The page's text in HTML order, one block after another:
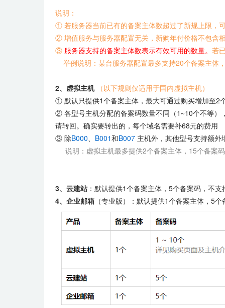
说明：
① 若服务器当前已有的备案主体数超过了新规上限，
② 增值服务与服务器配置无关，新购年付价格不包含
③ 服务器支持的备案主体数表示有效可用的数量。 若
举例说明：某台服务器配置最多支持20个备案主体
2、虚拟主机 （以下规则仅适用于国内虚拟主机）
① 默认只提供1个备案主体，最大可通过购买增加至2
② 各型号主机分配的备案码数量不同（1~10个不等）
请转回。确实要转出的，每个域名需要补68元的费用
③ 除B000、 B001和B007 主机外，其他型号支持额
说明：虚拟主机最多提供2个备案主体，15个备案码
3、云建站 ： 默认提供1个备案主体，5个备案码，不
4、企业邮箱 （专业版）：默认提供1个备案主体，5个